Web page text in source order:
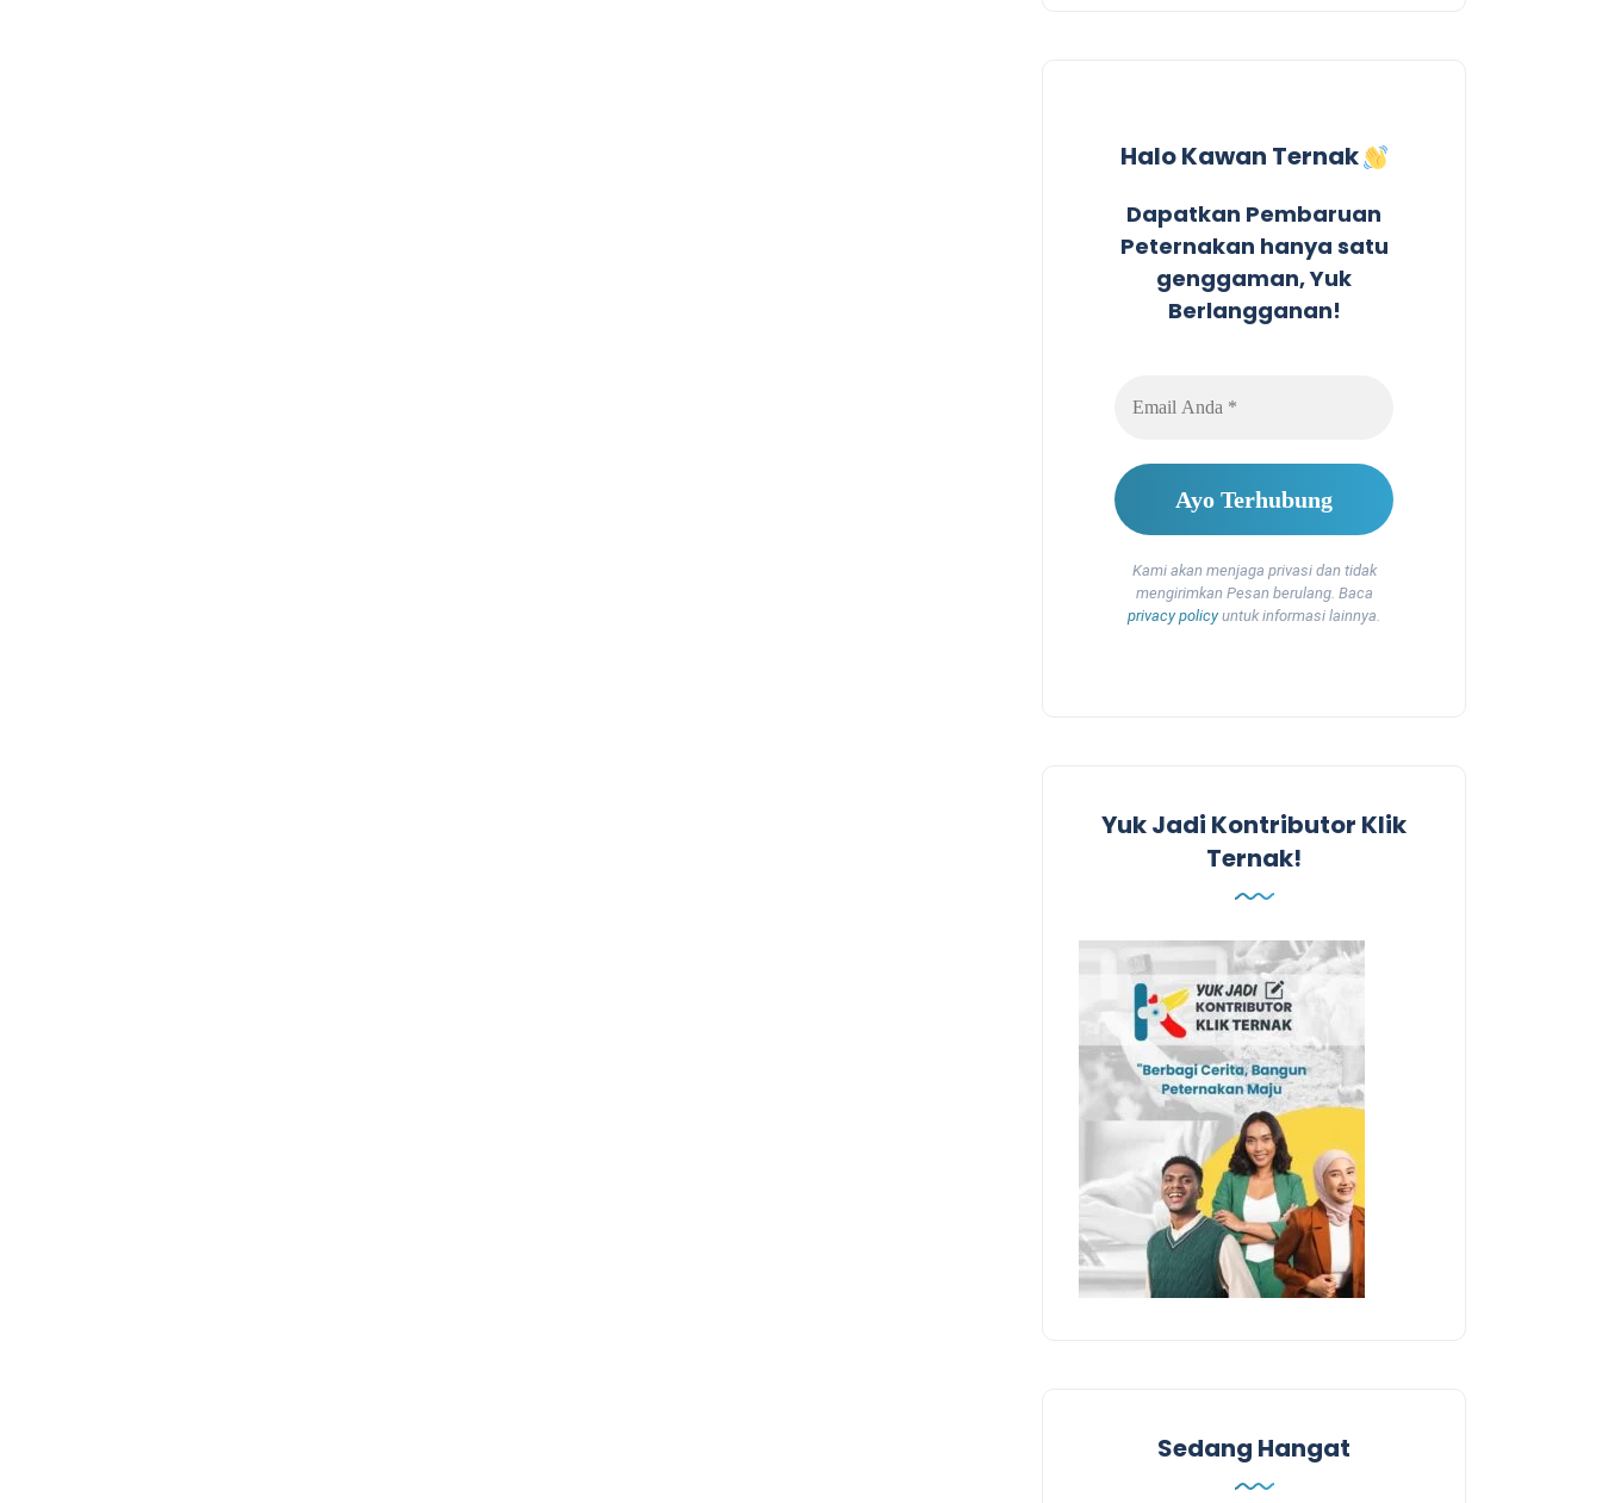
Halo Kawan Ternak
Dapatkan Pembaruan
Peternakan hanya satu
genggaman, Yuk
Berlangganan!
Kami akan menjaga privasi dan tidak
mengirimkan Pesan berulang. Baca
privacy policyuntuk informasi lainnya.
Yuk Jadi Kontributor Klik
Ternak!
Sedang Hangat